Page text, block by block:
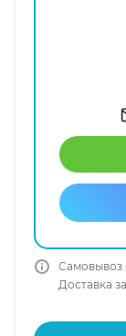
Самовывоз
Доставка